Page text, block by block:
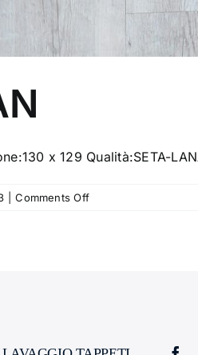
x 129 Qualità:SETA-
Comments Offon